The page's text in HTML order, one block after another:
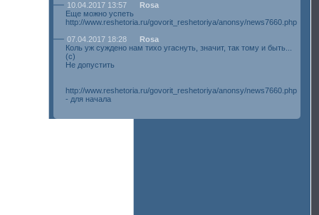
10.04.2017 13:57
Rosa
Еще можно успеть
http://www.reshetoria.ru/govorit_reshetoriya/anonsy/news7660.php
07.04.2017 18:28
Rosa
Коль уж суждено нам тихо угаснуть, значит, так тому и быть...
(с)
Не допустить
http://www.reshetoria.ru/govorit_reshetoriya/anonsy/news7660.php
- для начала